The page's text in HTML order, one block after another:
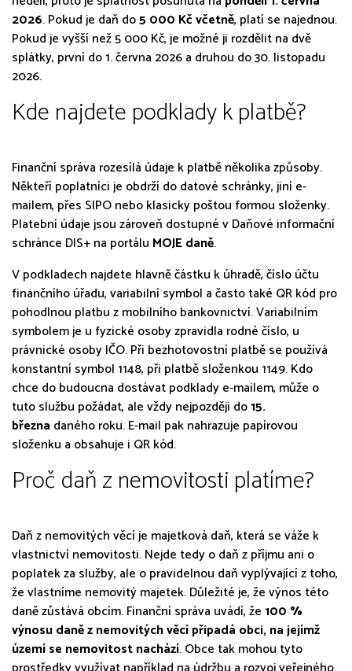
2026. Pokud je daň do5 000 Kč včetně, platí se najednou.
Pokud je vyšší než 5 000 Kč, je možné ji rozdělit na dvě
splátky, první do 1. června 2026 a druhou do 30. listopadu
2026.
Kde najdete podklady k platbě?
Finanční správa rozesílá údaje k platbě několika způsoby.
Někteří poplatníci je obdrží do datové schránky, jiní e-
mailem, přes SIPO nebo klasicky poštou formou složenky.
Platební údaje jsou zároveň dostupné v Daňové informační
schránce DIS+ na portálu MOJE daně.
V podkladech najdete hlavně částku k úhradě, číslo účtu
finančního úřadu, variabilní symbol a často také QR kód pro
pohodlnou platbu z mobilního bankovnictví. Variabilním
symbolem je u fyzické osoby zpravidla rodné číslo, u
právnické osoby IČO. Při bezhotovostní platbě se používá
konstantní symbol 1148, při platbě složenkou 1149. Kdo
chce do budoucna dostávat podklady e-mailem, může o
tuto službu požádat, ale vždy nejpozději do15.
března daného roku. E-mail pak nahrazuje papírovou
složenku a obsahuje i QR kód.
Proč daň z nemovitosti platíme?
Daň z nemovitých věcí je majetková daň, která se váže k
vlastnictví nemovitosti. Nejde tedy o daň z příjmu ani o
poplatek za služby, ale o pravidelnou daň vyplývající z toho,
že vlastníme nemovitý majetek. Důležité je, že výnos této
daně zůstává obcím. Finanční správa uvádí, že100 %
výnosu daně z nemovitých věcí připadá obci, na jejímž
území se nemovitost nachází. Obce tak mohou tyto